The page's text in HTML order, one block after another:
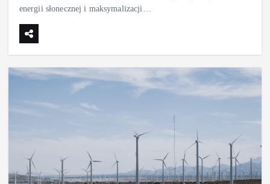
energii słonecznej i maksymalizacji…